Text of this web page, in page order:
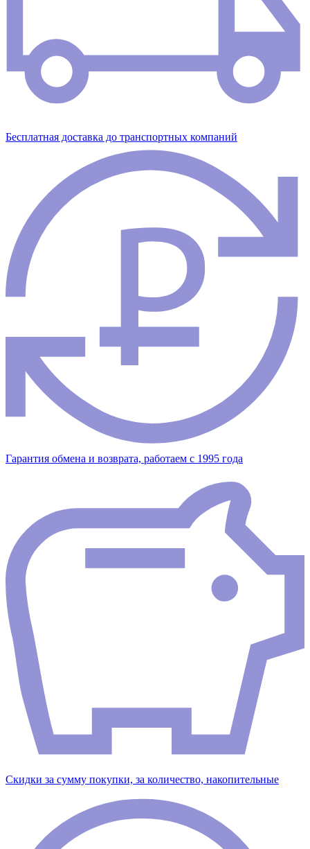
Бесплатная доставка до транспортных компаний
Гарантия обмена и возврата, работаем с 1995 года
Скидки за сумму покупки, за количество, накопительные